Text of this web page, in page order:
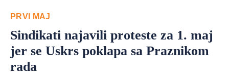
PRVI MAJ
Sindikati najavili proteste za 1. maj
jer se Uskrs poklapa sa Praznikom
rada